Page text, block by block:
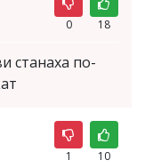
0 18
станаха по-
1 10